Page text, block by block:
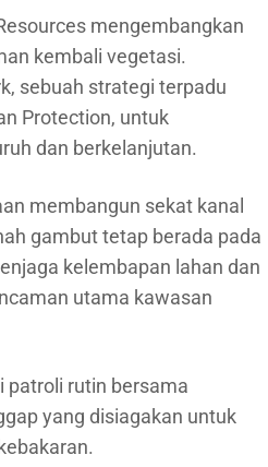
mengembangkan
kembali vegetasi.
sebuah strategi terpadu
Protection, untuk
dan berkelanjutan.
membangun sekat kanal
gambut tetap berada pada
kelembapan lahan dan
utama kawasan
patroli rutin bersama
yang disiagakan untuk